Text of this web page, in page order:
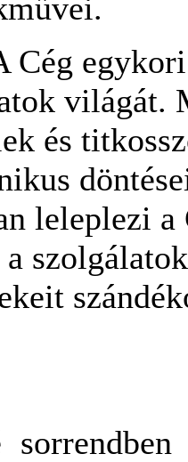
világát.
és
leleplezi